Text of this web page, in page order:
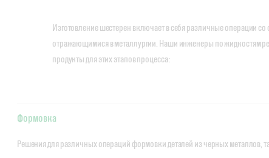
Изготовление шестерен включает в себя различные операции
отражающимися в металлургии. Наши инженеры по жидкостям
продукты для этих этапов процесса:
Формовка
Решения для различных операций формовки деталей из черных металлов,